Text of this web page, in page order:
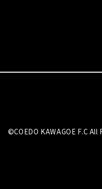
©COEDO KAWAGOE F.C